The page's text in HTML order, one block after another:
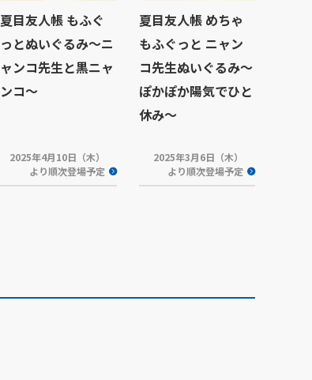
夏目友人帳 もふぐ
っとぬいぐるみ～ニ
ャンコ先生と黒ニャ
ンコ～
2025年4月10日（木）
より順次登場予定
夏目友人帳 めちゃ
もふぐっと ニャン
コ先生ぬいぐるみ～
ぽかぽか陽気でひと
休み～
2025年3月6日（木）
より順次登場予定